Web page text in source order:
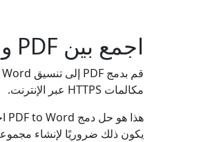
اجمع بين PDF و Word باستخدام PHP REST API
مكالمات HTTPS عبر الإنترنت.